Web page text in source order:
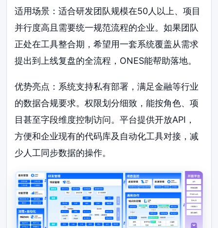
适用场景：适合研发团队规模在50人以上、项目
并行度高且需要统一规范流程的企业。如果团队
正处在工具整合期，希望用一套系统覆盖从需求
提出到上线复盘的全流程，ONES能帮助落地。
优势亮点：系统支持私有部署，满足金融等行业
的数据合规要求。权限划分细致，能按角色、项
目甚至字段维度控制访问。平台提供开放API，
方便和企业现有的代码库及自动化工具对接，减
少人工同步数据的操作。